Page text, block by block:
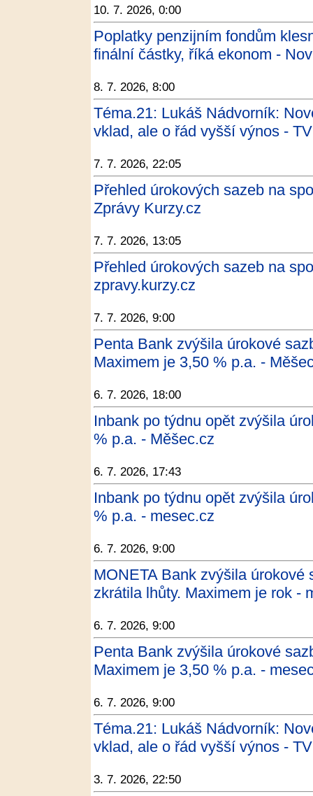
10. 7. 2026, 0:00
Poplatky penzijním fondům
finální částky, říká ekonom -
8. 7. 2026, 8:00
Téma.21: Lukáš Nádvorník:
vklad, ale o řád vyšší výnos -
7. 7. 2026, 22:05
Přehled úrokových sazeb na
Zprávy Kurzy.cz
7. 7. 2026, 13:05
Přehled úrokových sazeb na
zpravy.kurzy.cz
7. 7. 2026, 9:00
Penta Bank zvýšila úrokové
Maximem je 3,50 % p.a. -
6. 7. 2026, 18:00
Inbank po týdnu opět zvýšila
% p.a. - Měšec.cz
6. 7. 2026, 17:43
Inbank po týdnu opět zvýšila
% p.a. - mesec.cz
6. 7. 2026, 9:00
MONETA Bank zvýšila
zkrátila lhůty. Maximem je rok -
6. 7. 2026, 9:00
Penta Bank zvýšila úrokové
Maximem je 3,50 % p.a. -
6. 7. 2026, 9:00
Téma.21: Lukáš Nádvorník:
vklad, ale o řád vyšší výnos -
3. 7. 2026, 22:50